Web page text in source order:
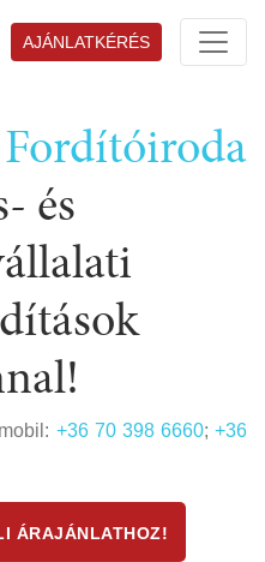
AJÁNLATKÉRÉS
és
+36 70 398 6660; +36
ÁRAJÁNLATHOZ!